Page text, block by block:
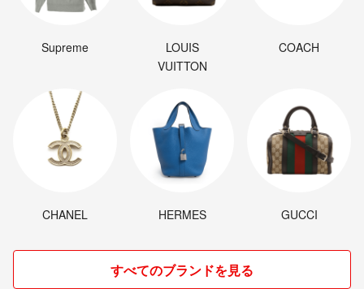
Supreme
LOUIS
VUITTON
COACH
CHANEL HERMES GUCCI
すべてのブランドを見る